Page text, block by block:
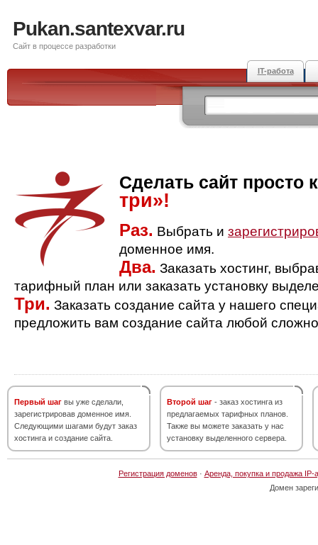
Pukan.santexvar.ru
Сайт в процессе разработки
IT-работа
Сделать сайт просто
три»!
Раз. Выбрать и
доменное имя.
Два. Заказать хостинг,
тарифный план или заказать установку
Три. Заказать создание сайта у нашего
предложить вам создание сайта любой
Первый шаг вы уже сделали,
зарегистрировав доменное имя.
Следующими шагами будут заказ
хостинга и создание сайта.
Второй шаг - заказ хостинга из
предлагаемых тарифных планов.
Также вы можете заказать у нас
установку выделенного сервера.
Регистрация доменов· Аренда, покупка и продажа IP-
Домен